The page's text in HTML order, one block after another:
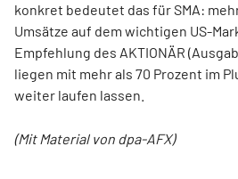
konkret bedeutet das für SMA:
Umsätze auf dem wichtigen US-
Empfehlung des AKTIONÄR
liegen mit mehr als 70 Prozent im
weiter laufen lassen.
(Mit Material von dpa-AFX)